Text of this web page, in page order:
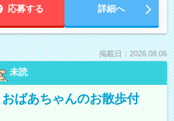
応募する 詳細へ
掲載日：2026.08.06
未読
おばあちゃんのお散歩付